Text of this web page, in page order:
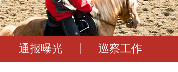
通报曝光 巡察工作